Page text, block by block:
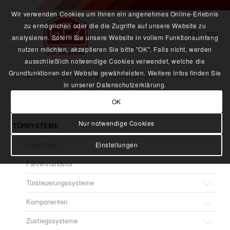
Du bist hier: Startseite / Leistungen / Detailmodernisierung / Türsysteme
TÜRSYSTEME
Einflügelige pneumatische Innentür
Doppelflügelige pneumatische Innentür mit Trennwand
Einflügelige elektromotorische Innentür
Doppelflügelige elektromotorische Innentür
Fahrerstandstür
Türsteuerungssysteme
Zentrale Steuerung
Dezentrale Steuerung
Komponenten
ICE-LINE classic
Zustiegssysteme
Wir verwenden Cookies um Ihnen ein angenehmes Online-Erlebnis
zu ermöglichen oder die die Zugriffe auf unsere Website zu
analysieren. Sofern Sie unsere Website in vollem Funktionsumfang
nutzen möchten, akzeptieren Sie bitte "OK". Falls nicht, werden
ausschließlich notwendige Cookies verwendet, welche die
Grundfunktionen der Website gewährleisten. Weitere Infos finden Sie
in unserer Datenschutzerklärung.
OK
Nur notwendige Cookies
Einstellungen